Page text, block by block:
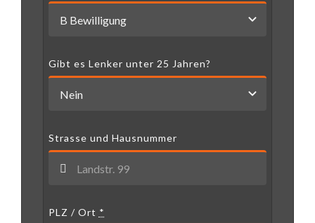
Gibt es Lenker unter 25 Jahren?
Strasse und Hausnummer
PLZ / Ort *